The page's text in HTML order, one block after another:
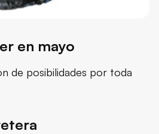
en mayo
de posibilidades por toda